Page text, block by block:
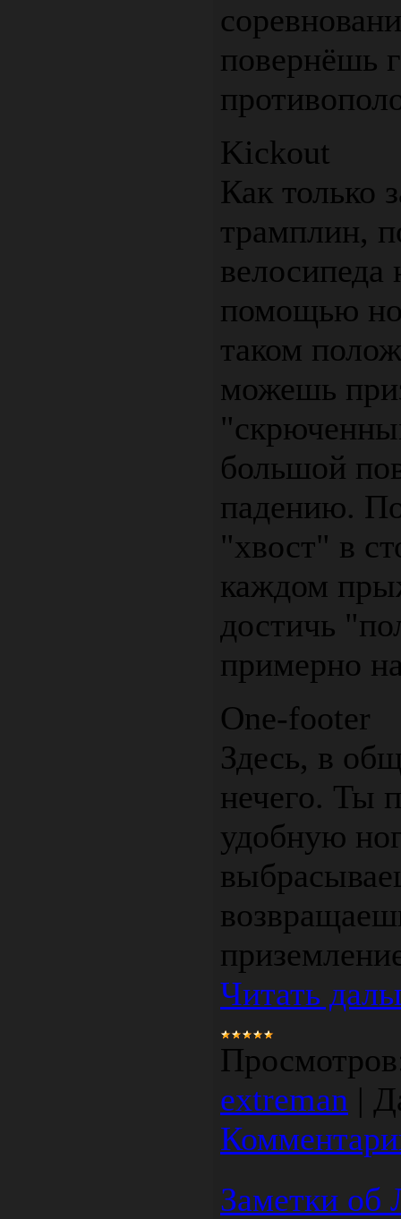
повернёшь
Kickout
Как только
трамплин,
велосипеда
помощью
таком
можешь
большой
падению.
"хвост" в
каждом
достичь
примерно
One-footer
Здесь, в
нечего. Ты
удобную
Читать
extreman |
Заметки об